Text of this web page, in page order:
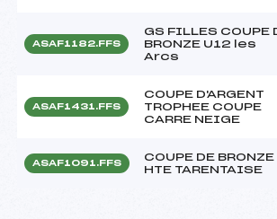
ASAF1182.FFS
GS FILLES COUPE
BRONZE U12 les
Arcs
ASAF1431.FFS
COUPE D'ARGENT
TROPHEE COUPE
CARRE NEIGE
ASAF1091.FFS
COUPE DE BRONZE
HTE TARENTAISE